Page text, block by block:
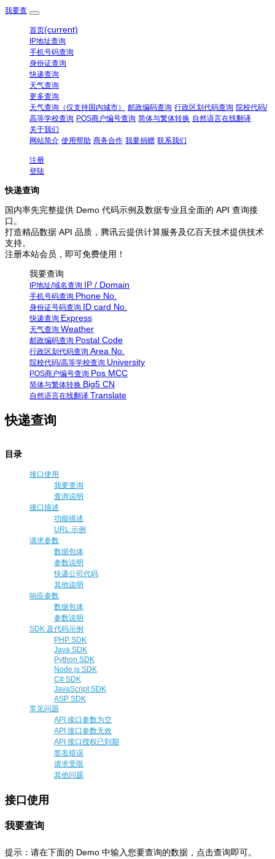
我要查
首页(current)
IP地址查询
手机号码查询
身份证查询
快递查询
天气查询
更多查询
天气查询（仅支持国内城市）
邮政编码查询 行政区划代码查询 院校代码/
高等学校查询 POS商户编号查询 简体与繁体转换 自然语言在线翻译
关于我们
网站简介 使用帮助 商务合作 我要捐赠 联系我们
注册
登陆
快递查询
国内率先完整提供 Demo 代码示例及数据专业且全面的 API 查询接
口。
打造精品数据 API 品质，腾讯云提供计算服务及亿百天技术提供技术
支持。
注册本站会员，即可免费使用！
我要查询
IP地址/域名查询 IP / Domain
手机号码查询 Phone No.
身份证号码查询 ID card No.
快递查询 Express
天气查询 Weather
邮政编码查询 Postal Code
行政区划代码查询 Area No.
院校代码/高等学校查询 University
POS商户编号查询 Pos MCC
简体与繁体转换 Big5 CN
自然语言在线翻译 Translate
快递查询
目录
接口使用
我要查询
查询说明
接口描述
功能描述
URL 示例
请求参数
数据包体
参数说明
快递公司代码
其他说明
响应参数
数据包体
参数说明
SDK 及代码示例
PHP SDK
Java SDK
Python SDK
Node.js SDK
C# SDK
JavaScript SDK
ASP SDK
常见问题
API 接口参数为空
API 接口参数无效
API 接口授权已到期
签名错误
请求受限
其他问题
接口使用
我要查询
提示：请在下面的 Demo 中输入您要查询的数据，点击查询即可。